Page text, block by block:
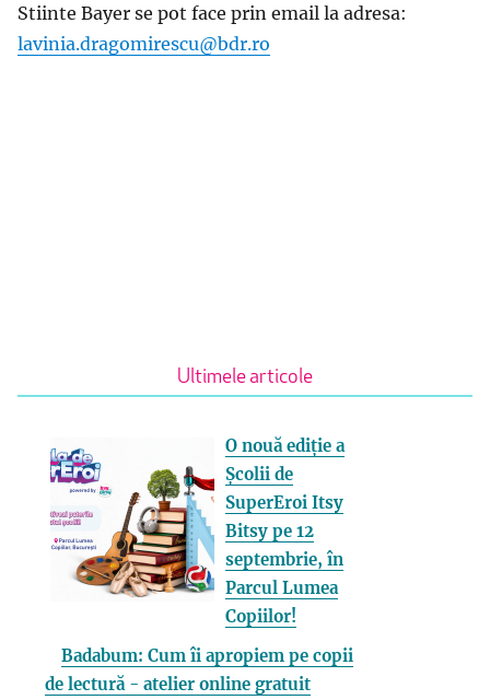
Stiinte Bayer se pot face prin email la adresa:
lavinia.dragomirescu@bdr.ro
Ultimele articole
O nouă ediție a
Școlii de
SuperEroi Itsy
Bitsy pe 12
septembrie, în
Parcul Lumea
Copiilor!
Badabum: Cum îi apropiem pe copii
de lectură - atelier online gratuit